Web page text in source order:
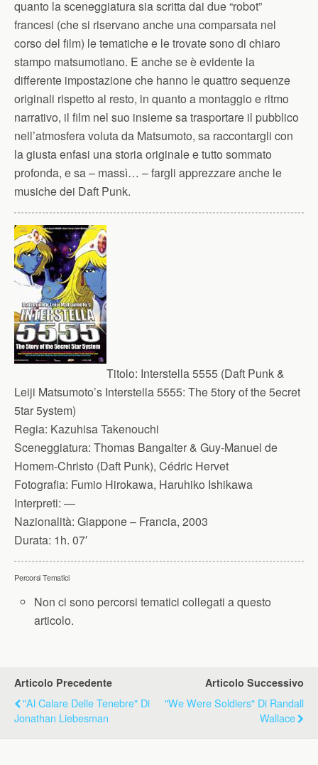
quanto la sceneggiatura sia scritta dai due “robot”
francesi (che si riservano anche una comparsata nel
corso del film) le tematiche e le trovate sono di chiaro
stampo matsumotiano. E anche se è evidente la
differente impostazione che hanno le quattro sequenze
originali rispetto al resto, in quanto a montaggio e ritmo
narrativo, il film nel suo insieme sa trasportare il pubblico
nell’atmosfera voluta da Matsumoto, sa raccontargli con
la giusta enfasi una storia originale e tutto sommato
profonda, e sa – massì… – fargli apprezzare anche le
musiche dei Daft Punk.
Titolo: Interstella 5555 (Daft Punk &
Leiji Matsumoto’s Interstella 5555: The 5tory of the 5ecret
5tar 5ystem)
Regia: Kazuhisa Takenouchi
Sceneggiatura: Thomas Bangalter & Guy-Manuel de
Homem-Christo (Daft Punk), Cédric Hervet
Fotografia: Fumio Hirokawa, Haruhiko Ishikawa
Interpreti: —
Nazionalità: Giappone – Francia, 2003
Durata: 1h. 07′
Percorsi Tematici
Non ci sono percorsi tematici collegati a questo
articolo.
Articolo Precedente
"Al Calare Delle Tenebre" Di
Jonathan Liebesman
Articolo Successivo
"We Were Soldiers" Di Randall
Wallace